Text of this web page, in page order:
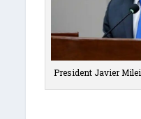
President Javier Milei